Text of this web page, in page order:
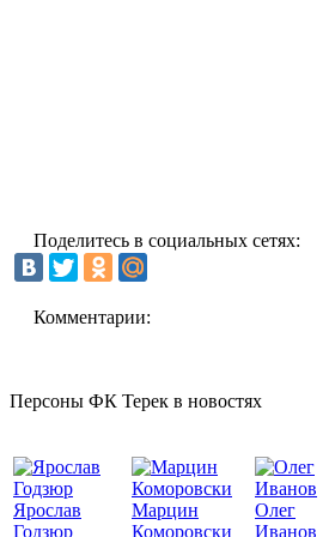
Поделитесь в социальных сетях:
Комментарии:
Персоны ФК Терек в новостях
Ярослав
Годзюр
Марцин
Коморовски
Олег
Иванов